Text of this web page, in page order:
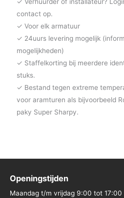
contact op.
✓ Voor elk armatuur
✓ 24uurs levering mogelijk
mogelijkheden)
✓ Staffelkorting bij meerdere
stuks.
✓ Bestand tegen extreme
voor aramturen als bijvoorbeeld
paky Super Sharpy.
Openingstijden
Maandag t/m vrijdag 9:00 tot 17:00